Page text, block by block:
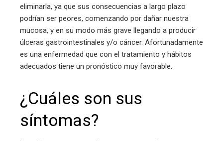
eliminarla, ya que sus consecuencias a largo plazo
podrían ser peores, comenzando por dañar nuestra
mucosa, y en su modo más grave llegando a producir
úlceras gastrointestinales y/o cáncer. Afortunadamente
es una enfermedad que con el tratamiento y hábitos
adecuados tiene un pronóstico muy favorable.
¿Cuáles son sus
síntomas?